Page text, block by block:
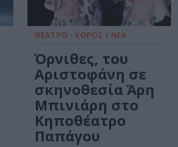
ΘΕΑΤΡΟ - ΧΟΡΟΣ / ΝΕΑ
Όρνιθες, του
Αριστοφάνη σε
σκηνοθεσία Άρη
Μπινιάρη στο
Κηποθέατρο
Παπάγου